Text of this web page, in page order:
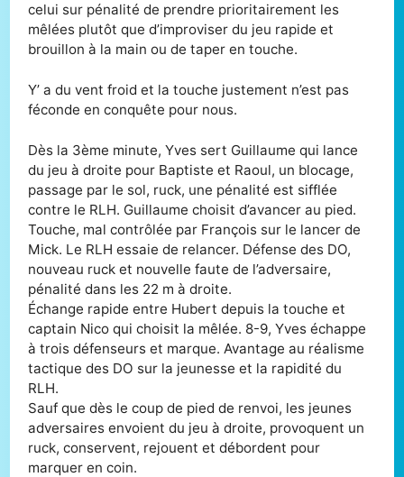
celui sur pénalité de prendre prioritairement les
mêlées plutôt que d’improviser du jeu rapide et
brouillon à la main ou de taper en touche.
Y’ a du vent froid et la touche justement n’est pas
féconde en conquête pour nous.
Dès la 3ème minute, Yves sert Guillaume qui lance
du jeu à droite pour Baptiste et Raoul, un blocage,
passage par le sol, ruck, une pénalité est sifflée
contre le RLH. Guillaume choisit d’avancer au pied.
Touche, mal contrôlée par François sur le lancer de
Mick. Le RLH essaie de relancer. Défense des DO,
nouveau ruck et nouvelle faute de l’adversaire,
pénalité dans les 22 m à droite.
Échange rapide entre Hubert depuis la touche et
captain Nico qui choisit la mêlée. 8-9, Yves échappe
à trois défenseurs et marque. Avantage au réalisme
tactique des DO sur la jeunesse et la rapidité du
RLH.
Sauf que dès le coup de pied de renvoi, les jeunes
adversaires envoient du jeu à droite, provoquent un
ruck, conservent, rejouent et débordent pour
marquer en coin.